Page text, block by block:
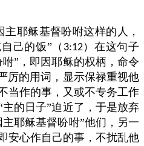
耶稣基督吩咐这样的人，
己的饭”（ 3:12）在这句子
”，即因耶稣的权柄，命令
厉的用词，显示保禄重视他
当作的事，又或不专务工作
的日子”迫近了，于是放弃
耶稣基督吩咐”他们，另一
安心作自己的事，不扰乱他